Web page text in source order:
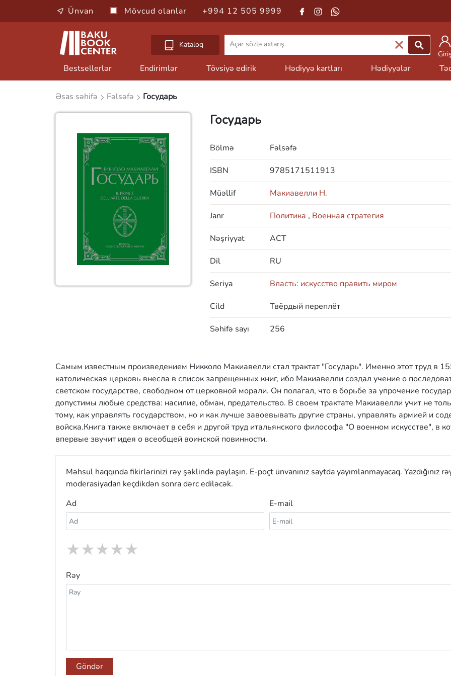
Ünvan Mövcud olanlar +994 12 505 9999
Kataloq
Bestsellerlər Endirimlər Tövsiyə edirik Hədiyyə kartları Hədiyyələr
Əsas səhifə Fəlsəfə Государь
Государь
Bölmə Fəlsəfə
ISBN 9785171511913
Müəllif Макиавелли Н.
Janr Политика , Военная стратегия
Nəşriyyat АСТ
Dil RU
Seriya Власть: искусство править миром
Cild Твёрдый переплёт
Səhifə sayı 256
Самым известным произведением Никколо Макиавелли стал трактат "Государь". Именно этот труд в
католическая церковь внесла в список запрещенных книг, ибо Макиавелли создал учение о
светском государстве, свободном от церковной морали. Он полагал, что в борьбе за упрочение
допустимы любые средства: насилие, обман, предательство. В своем трактате Макиавелли учит не
тому, как управлять государством, но и как лучше завоевывать другие страны, управлять армией и
войска.Книга также включает в себя и другой труд итальянского философа "О военном искусстве", в
впервые звучит идея о всеобщей воинской повинности.
Məhsul haqqında fikirlərinizi rəy şəklində paylaşın. E-poçt ünvanınız saytda yayımlanmayacaq. Yazdığınız
moderasiyadan keçdikdən sonra dərc ediləcək.
Ad
E-mail
★
★
★
★
★
Rəy
Göndər